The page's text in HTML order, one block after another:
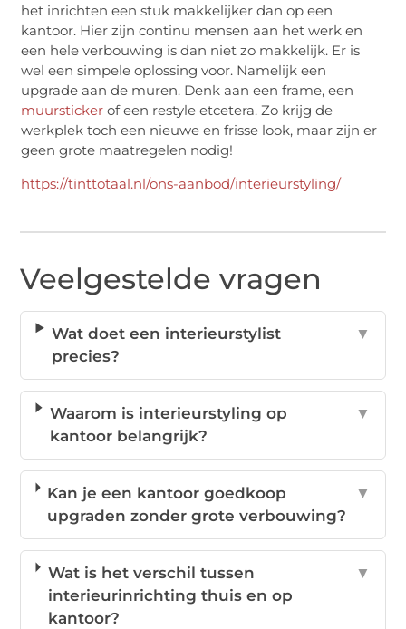
het inrichten een stuk makkelijker dan op een
kantoor. Hier zijn continu mensen aan het werk en
een hele verbouwing is dan niet zo makkelijk. Er is
wel een simpele oplossing voor. Namelijk een
upgrade aan de muren. Denk aan een frame, een
muursticker of een restyle etcetera. Zo krijg de
werkplek toch een nieuwe en frisse look, maar zijn er
geen grote maatregelen nodig!
https://tinttotaal.nl/ons-aanbod/interieurstyling/
Veelgestelde vragen
Wat doet een interieurstylist
precies?
▼
Waarom is interieurstyling op
kantoor belangrijk?
▼
Kan je een kantoor goedkoop
upgraden zonder grote verbouwing?
▼
Wat is het verschil tussen
interieurinrichting thuis en op
kantoor?
▼